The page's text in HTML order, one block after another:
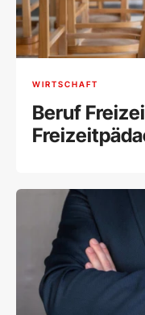
WIRTSCHAFT
Beruf